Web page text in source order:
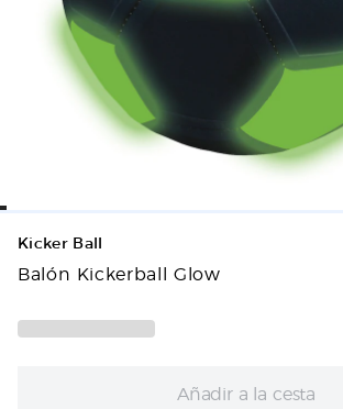
Kicker Ball
Balón Kickerball Glow
Añadir a la cesta